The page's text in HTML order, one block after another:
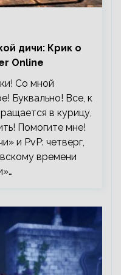
дичи: Крик о
Online
Со мной
Буквально! Все, к
в курицу,
Помогите мне!
и PvP: четверг,
времени